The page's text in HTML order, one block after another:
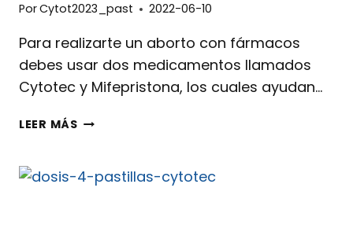
PorCytot2023_past 2022-06-10
Para realizarte un aborto con fármacos
debes usar dos medicamentos llamados
Cytotec y Mifepristona, los cuales ayudan…
LEER MÁS